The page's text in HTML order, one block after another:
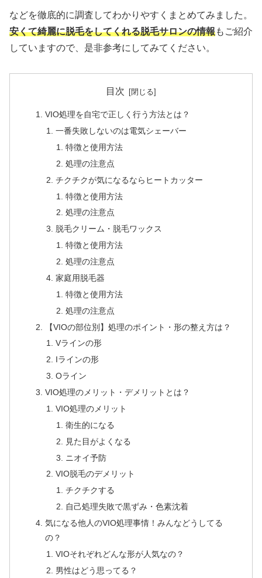
などを徹底的に調査してわかりやすくまとめてみました。
安くて綺麗に脱毛をしてくれる脱毛サロンの情報もご紹介
していますので、是非参考にしてみてください。
目次
VIO処理を自宅で正しく行う方法とは？
一番失敗しないのは電気シェーバー
特徴と使用方法
処理の注意点
チクチクが気になるならヒートカッター
特徴と使用方法
処理の注意点
脱毛クリーム・脱毛ワックス
特徴と使用方法
処理の注意点
家庭用脱毛器
特徴と使用方法
処理の注意点
【VIOの部位別】処理のポイント・形の整え方は？
Vラインの形
Iラインの形
Oライン
VIO処理のメリット・デメリットとは？
VIO処理のメリット
衛生的になる
見た目がよくなる
ニオイ予防
VIO脱毛のデメリット
チクチクする
自己処理失敗で黒ずみ・色素沈着
気になる他人のVIO処理事情！みんなどうしてる
の？
VIOそれぞれどんな形が人気なの？
男性はどう思ってる？